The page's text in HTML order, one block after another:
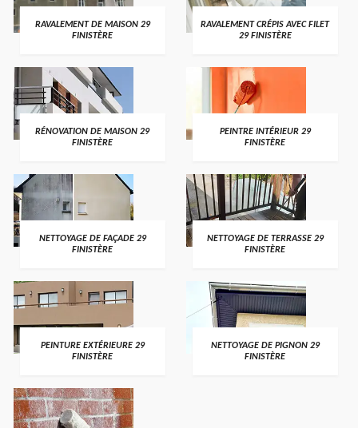
RAVALEMENT DE MAISON 29
FINISTÈRE
RAVALEMENT CRÉPIS AVEC FILET
29 FINISTÈRE
RÉNOVATION DE MAISON 29
FINISTÈRE
PEINTRE INTÉRIEUR 29
FINISTÈRE
NETTOYAGE DE FAÇADE 29
FINISTÈRE
NETTOYAGE DE TERRASSE 29
FINISTÈRE
PEINTURE EXTÉRIEURE 29
FINISTÈRE
NETTOYAGE DE PIGNON 29
FINISTÈRE